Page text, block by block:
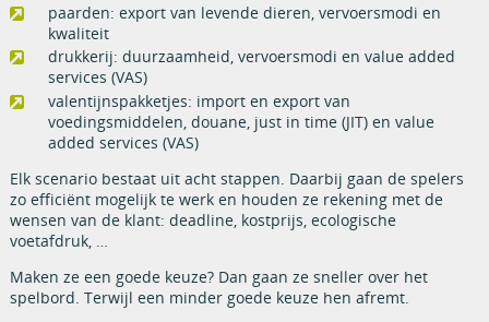
paarden: export van levende dieren, vervoersmodi en
kwaliteit
drukkerij: duurzaamheid, vervoersmodi en value added
services (VAS)
valentijnspakketjes: import en export van
voedingsmiddelen, douane, just in time (JIT) en value
added services (VAS)
Elk scenario bestaat uit acht stappen. Daarbij gaan de spelers
zo efficiënt mogelijk te werk en houden ze rekening met de
wensen van de klant: deadline, kostprijs, ecologische
voetafdruk, …
Maken ze een goede keuze? Dan gaan ze sneller over het
spelbord. Terwijl een minder goede keuze hen afremt.